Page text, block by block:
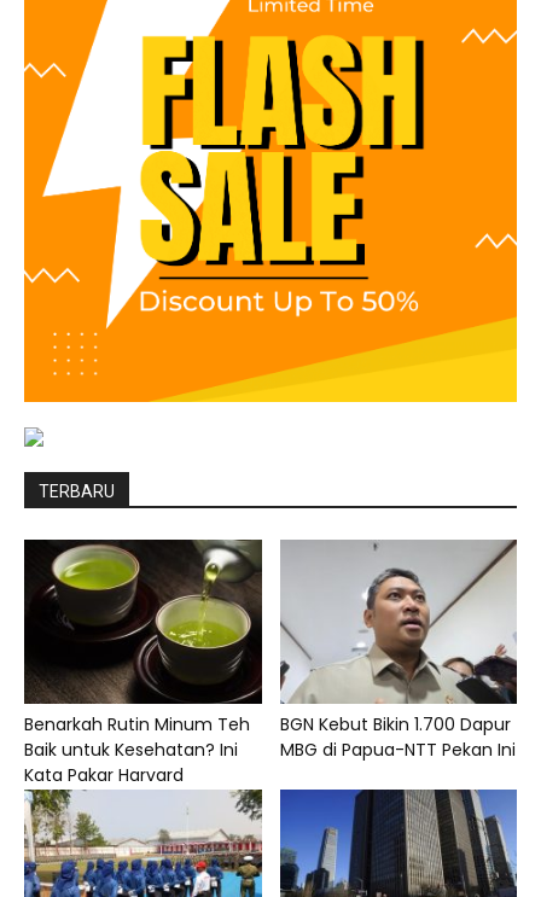
TERBARU
Benarkah Rutin Minum Teh
Baik untuk Kesehatan? Ini
Kata Pakar Harvard
BGN Kebut Bikin 1.700 Dapur
MBG di Papua-NTT Pekan Ini